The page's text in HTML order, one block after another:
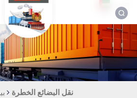
نقل البضائع الخطرة